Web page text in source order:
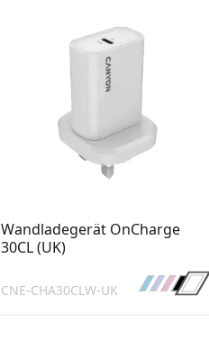
Wandladegerät OnCharge
30CL (UK)
CNE-CHA30CLW-UK